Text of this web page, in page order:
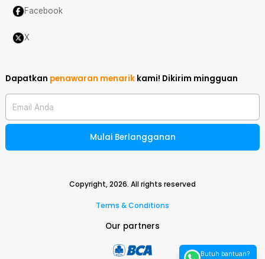
Facebook
X
Dapatkan penawaran menarik kami! Dikirim mingguan
Email Anda
Mulai Berlangganan
Copyright,2026. All rights reserved
Terms & Conditions
Our partners
Butuh bantuan?